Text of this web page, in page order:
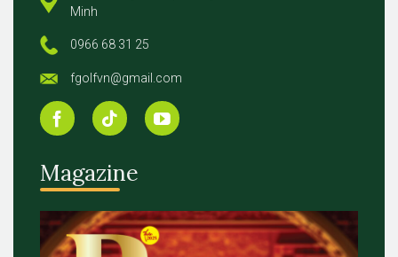
Minh
0966 68 31 25
fgolfvn@gmail.com
Magazine